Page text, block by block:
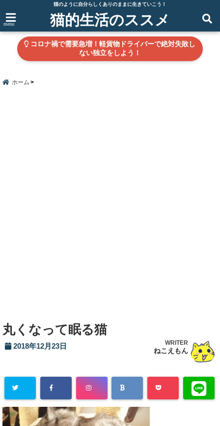
猫のように自分らしくありのままに生きていこう！
menu 猫的生活のススメ
コロナ禍で需要急増！軽貨物ドライバーで絶対失敗し
ない独立をしよう！
ホーム
丸くなって眠る猫
2018年12月23日 WRITER
ねこえもん